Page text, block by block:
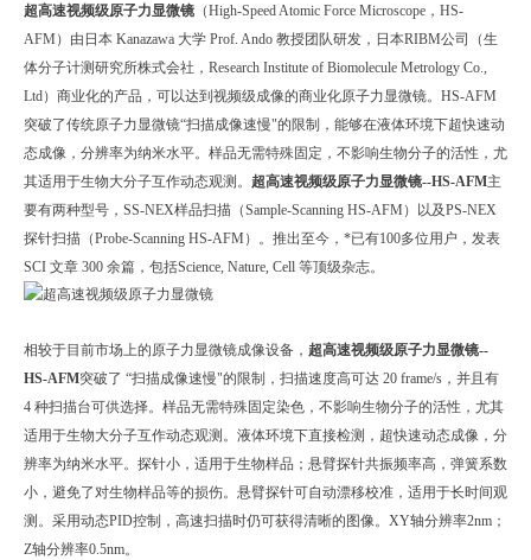
超高速视频级原子力显微镜 （High-Speed Atomic Force Microscope，HS-
AFM）由日本 Kanazawa 大学 Prof. Ando 教授团队研发，日本RIBM公司（生
体分子计测研究所株式会社，Research Institute of Biomolecule Metrology Co.,
Ltd）商业化的产品，可以达到视频级成像的商业化原子力显微镜。HS-AFM
突破了传统原子力显微镜“扫描成像速慢"的限制，能够在液体环境下超快速动
态成像，分辨率为纳米水平。样品无需特殊固定，不影响生物分子的活性，尤
其适用于生物大分子互作动态观测。 超高速视频级原子力显微镜--HS-AFM主
要有两种型号，SS-NEX样品扫描（Sample-Scanning HS-AFM）以及PS-NEX
探针扫描（Probe-Scanning HS-AFM）。推出至今，*已有100多位用户，发表
SCI 文章 300 余篇，包括Science, Nature, Cell 等顶级杂志。
相较于目前市场上的原子力显微镜成像设备， 超高速视频级原子力显微镜--
HS-AFM突破了 “扫描成像速慢"的限制，扫描速度高可达 20 frame/s，并且有
4 种扫描台可供选择。样品无需特殊固定染色，不影响生物分子的活性，尤其
适用于生物大分子互作动态观测。液体环境下直接检测，超快速动态成像，分
辨率为纳米水平。探针小，适用于生物样品；悬臂探针共振频率高，弹簧系数
小，避免了对生物样品等的损伤。悬臂探针可自动漂移校准，适用于长时间观
测。采用动态PID控制，高速扫描时仍可获得清晰的图像。XY轴分辨率2nm；
Z轴分辨率0.5nm。